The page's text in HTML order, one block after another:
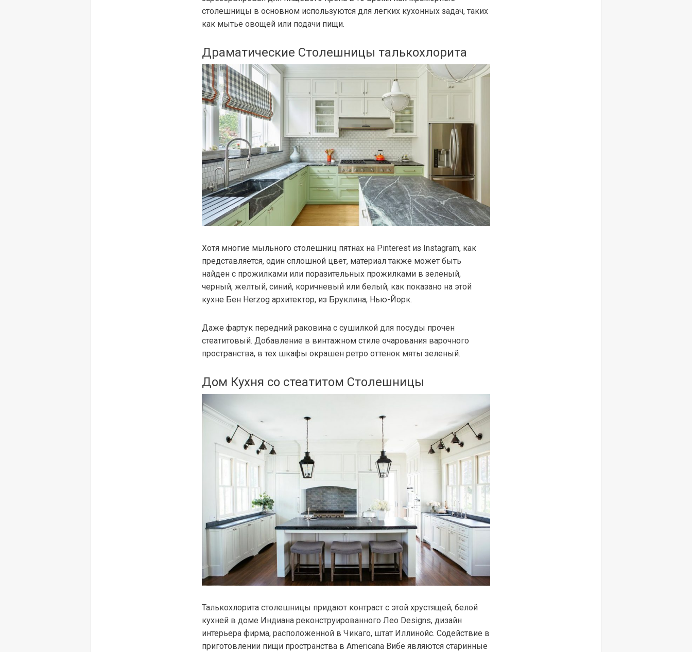
столешницы в основном используются для легких кухонных задач, таких
как мытье овощей или подачи пищи.
Драматические Столешницы талькохлорита
Хотя многие мыльного столешниц пятнах на Pinterest из Instagram, как
представляется, один сплошной цвет, материал также может быть
найден с прожилками или поразительных прожилками в зеленый,
черный, желтый, синий, коричневый или белый, как показано на этой
кухне Бен Herzog архитектор, из Бруклина, Нью-Йорк.
Даже фартук передний раковина с сушилкой для посуды прочен
стеатитовый. Добавление в винтажном стиле очарования варочного
пространства, в тех шкафы окрашен ретро оттенок мяты зеленый.
Дом Кухня со стеатитом Столешницы
Талькохлорита столешницы придают контраст с этой хрустящей, белой
кухней в доме Индиана реконструированного Лео Designs, дизайн
интерьера фирма, расположенной в Чикаго, штат Иллинойс. Содействие в
приготовлении пищи пространства в Americana Вибе являются старинные